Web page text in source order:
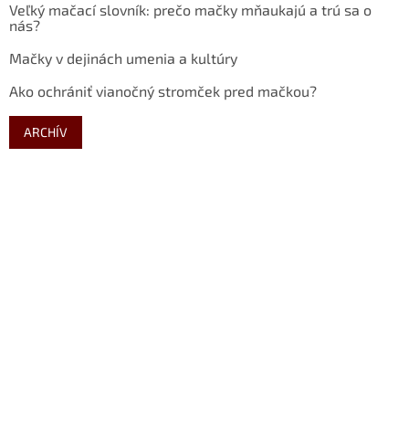
Veľký mačací slovník: prečo mačky mňaukajú a trú sa o
nás?
Mačky v dejinách umenia a kultúry
Ako ochrániť vianočný stromček pred mačkou?
ARCHÍV